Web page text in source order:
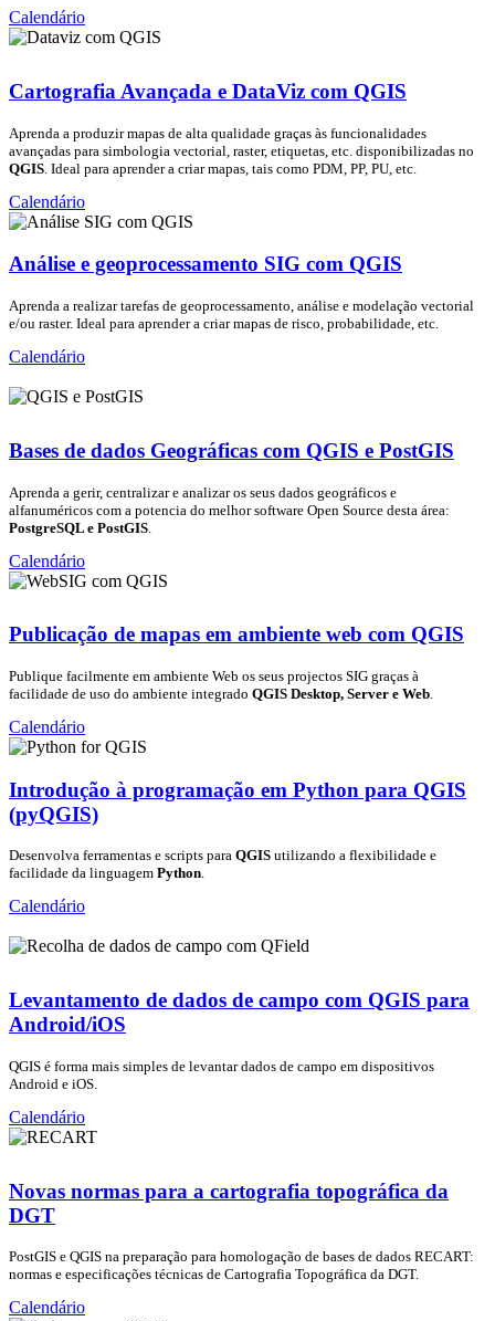
Calendário
Cartografia Avançada e DataViz com QGIS
Aprenda a produzir mapas de alta qualidade graças às funcionalidades
avançadas para simbologia vectorial, raster, etiquetas, etc. disponibilizadas no
QGIS . Ideal para aprender a criar mapas, tais como PDM, PP, PU, etc.
Calendário
Análise e geoprocessamento SIG com QGIS
Aprenda a realizar tarefas de geoprocessamento, análise e modelação vectorial
e/ou raster. Ideal para aprender a criar mapas de risco, probabilidade, etc.
Calendário
Bases de dados Geográficas com QGIS e PostGIS
Aprenda a gerir, centralizar e analizar os seus dados geográficos e
alfanuméricos com a potencia do melhor software Open Source desta área:
PostgreSQL e PostGIS
Calendário
Publicação de mapas em ambiente web com QGIS
Publique facilmente em ambiente Web os seus projectos SIG graças à
facilidade de uso do ambiente integrado QGIS Desktop, Server e Web.
Calendário
Introdução à programação em Python para QGIS
(pyQGIS)
Desenvolva ferramentas e scripts para QGIS utilizando a flexibilidade e
facilidade da linguagem Python.
Calendário
Levantamento de dados de campo com QGIS para
Android/iOS
QGIS é forma mais simples de levantar dados de campo em dispositivos
Android e iOS.
Calendário
Novas normas para a cartografia topográfica da
DGT
PostGIS e QGIS na preparação para homologação de bases de dados RECART:
normas e especificações técnicas de Cartografia Topográfica da DGT.
Calendário